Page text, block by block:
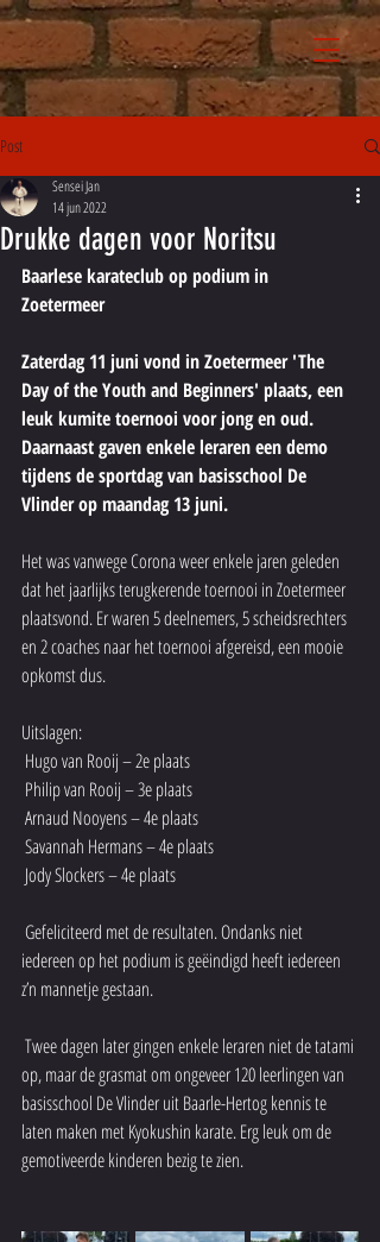
Post
Drukke dagen voor Noritsu
Sensei Jan
14 jun 2022
Baarlese karateclub op podium in
Zoetermeer
Zaterdag 11 juni vond in Zoetermeer 'The
Day of the Youth and Beginners' plaats, een
leuk kumite toernooi voor jong en oud.
Daarnaast gaven enkele leraren een demo
tijdens de sportdag van basisschool De
Vlinder op maandag 13 juni.
Het was vanwege Corona weer enkele jaren geleden
dat het jaarlijks terugkerende toernooi in Zoetermeer
plaatsvond. Er waren 5 deelnemers, 5 scheidsrechters
en 2 coaches naar het toernooi afgereisd, een mooie
opkomst dus.
Uitslagen:
Hugo van Rooij – 2e plaats
Philip van Rooij – 3e plaats
Arnaud Nooyens – 4e plaats
Savannah Hermans – 4e plaats
Jody Slockers – 4e plaats
iedereen op het podium is geëindigd heeft iedereen
z’n mannetje gestaan.
op, maar de grasmat om ongeveer 120 leerlingen van
basisschool De Vlinder uit Baarle-Hertog kennis te
laten maken met Kyokushin karate. Erg leuk om de
gemotiveerde kinderen bezig te zien.